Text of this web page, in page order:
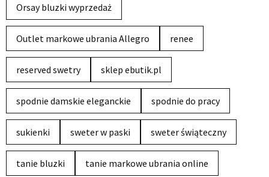
Orsay bluzki wyprzedaż
Outlet markowe ubrania Allegro renee
reserved swetry sklep ebutik.pl
spodnie damskie eleganckie spodnie do pracy
sukienki sweter w paski sweter świąteczny
tanie bluzki tanie markowe ubrania online